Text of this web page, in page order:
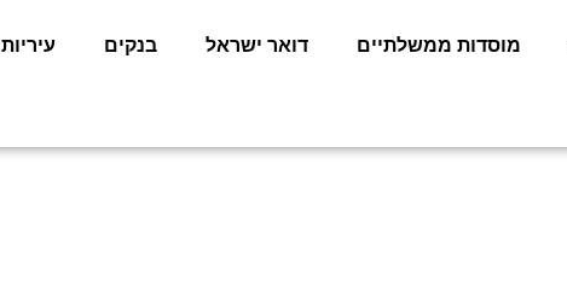
מוסדות ממשלתיים דואר ישראל בנקים עיריות